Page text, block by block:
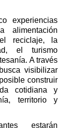
experiencias
alimentación
reciclaje, la
el turismo
A través
visibilizar
construir
cotidiana y
territorio y
estarán